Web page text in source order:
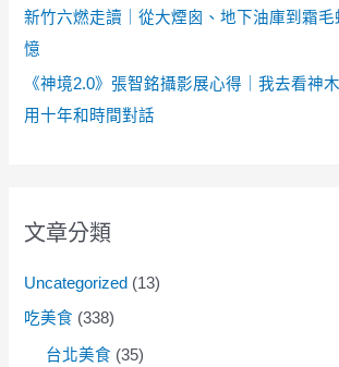
新竹六燃走讀｜從大煙囪、地下油庫到霜
憶
《神境2.0》張智銘攝影展心得｜我去看神
用十年和時間對話
文章分類
Uncategorized (13)
吃美食 (338)
台北美食 (35)